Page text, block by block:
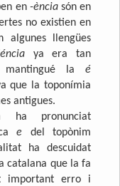
en -ènciasón en
no existien en
algunes llengües
ya era tan
la é
que la toponímia
antigues.
ha pronunciat
e del topònim
ha descuidat
catalana que la fa
important erro i